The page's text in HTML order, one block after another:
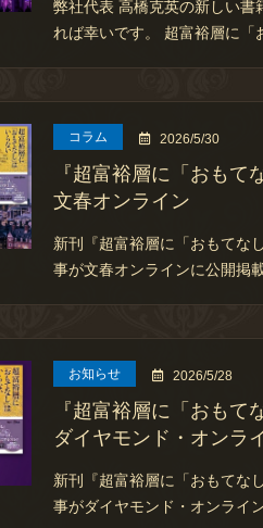
弊社代表 高橋克英の新しい書
れば幸いです。 超富裕層に
コラム 2026/5/30
『超富裕層に「おもて
文春オンライン
新刊『超富裕層に「おもてな
事が文春オンラインに公開掲
お知らせ 2026/5/28
『超富裕層に「おもて
ダイヤモンド・オンラ
新刊『超富裕層に「おもてな
事がダイヤモンド・オンライ